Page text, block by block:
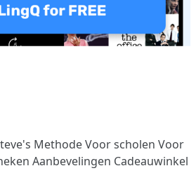
MethodeVoor scholen Voor
Aanbevelingen Cadeauwinkel